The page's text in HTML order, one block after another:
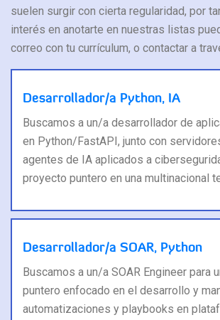
suelen surgir con cierta regularidad, por
interés en anotarte en nuestras listas
correo con tu currículum, o contactar a
Desarrollador/a Python, IA
Buscamos a un/a desarrollador de
en Python/FastAPI, junto con
agentes de IA aplicados a
proyecto puntero en una multinacional
Desarrollador/a SOAR, Python
Buscamos a un/a SOAR Engineer para
puntero enfocado en el desarrollo y
automatizaciones y playbooks en